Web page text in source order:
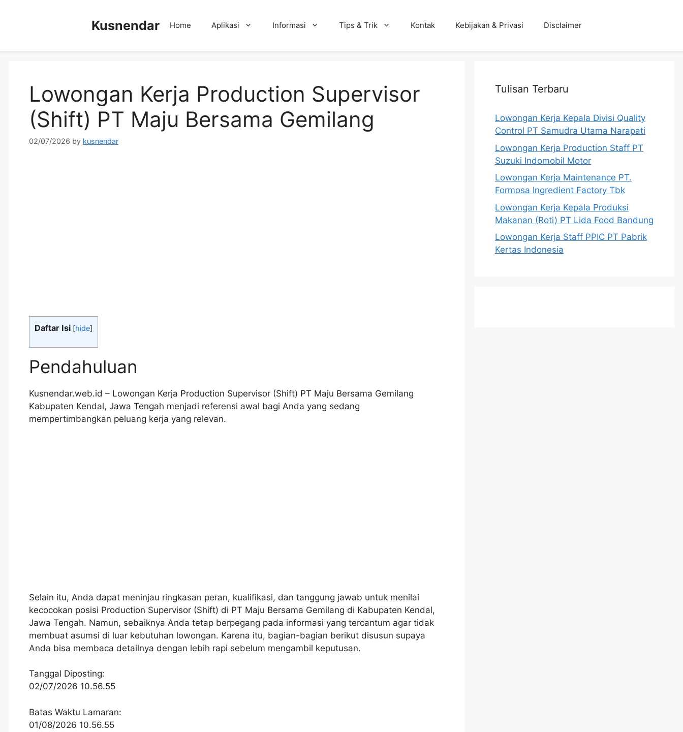
Kusnendar Home Aplikasi Informasi Tips & Trik Kontak Kebijakan & Privasi Disclaimer
Lowongan Kerja Production Supervisor
(Shift) PT Maju Bersama Gemilang
02/07/2026 by kusnendar
Daftar Isi [hide]
Pendahuluan
Kusnendar.web.id – Lowongan Kerja Production Supervisor (Shift) PT Maju Bersama Gemilang
Kabupaten Kendal, Jawa Tengah menjadi referensi awal bagi Anda yang sedang
mempertimbangkan peluang kerja yang relevan.
Selain itu, Anda dapat meninjau ringkasan peran, kualifikasi, dan tanggung jawab untuk menilai
kecocokan posisi Production Supervisor (Shift) di PT Maju Bersama Gemilang di Kabupaten Kendal,
Jawa Tengah. Namun, sebaiknya Anda tetap berpegang pada informasi yang tercantum agar tidak
membuat asumsi di luar kebutuhan lowongan. Karena itu, bagian-bagian berikut disusun supaya
Anda bisa membaca detailnya dengan lebih rapi sebelum mengambil keputusan.
Tanggal Diposting:
02/07/2026 10.56.55
Batas Waktu Lamaran:
01/08/2026 10.56.55
Tulisan Terbaru
Lowongan Kerja Kepala Divisi Quality
Control PT Samudra Utama Narapati
Lowongan Kerja Production Staff PT
Suzuki Indomobil Motor
Lowongan Kerja Maintenance PT.
Formosa Ingredient Factory Tbk
Lowongan Kerja Kepala Produksi
Makanan (Roti) PT Lida Food Bandung
Lowongan Kerja Staff PPIC PT Pabrik
Kertas Indonesia